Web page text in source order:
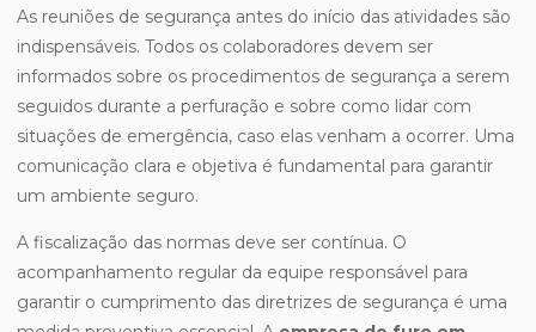
As reuniões de segurança antes do início das atividades são
indispensáveis. Todos os colaboradores devem ser
informados sobre os procedimentos de segurança a serem
seguidos durante a perfuração e sobre como lidar com
situações de emergência, caso elas venham a ocorrer. Uma
comunicação clara e objetiva é fundamental para garantir
um ambiente seguro.
A fiscalização das normas deve ser contínua. O
acompanhamento regular da equipe responsável para
garantir o cumprimento das diretrizes de segurança é uma